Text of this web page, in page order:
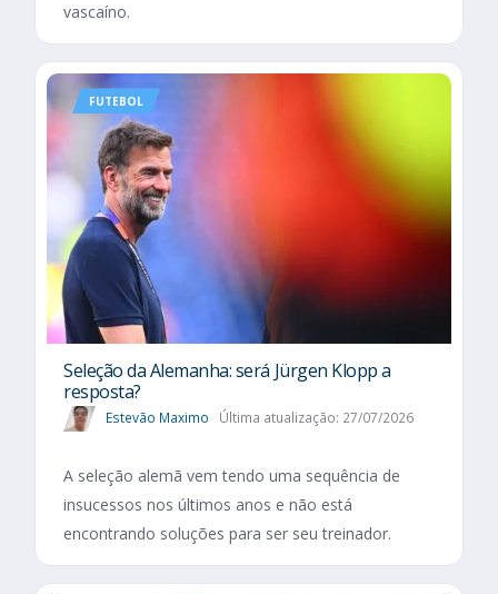
vascaíno.
FUTEBOL
Seleção da Alemanha: será Jürgen Klopp a
resposta?
Estevão Maximo Última atualização: 27/07/2026
A seleção alemã vem tendo uma sequência de
insucessos nos últimos anos e não está
encontrando soluções para ser seu treinador.